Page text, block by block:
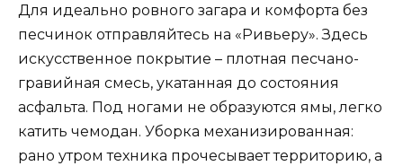
Для идеально ровного загара и комфорта без
песчинок отправляйтесь на «Ривьеру». Здесь
искусственное покрытие – плотная песчано-
гравийная смесь, укатанная до состояния
асфальта. Под ногами не образуются ямы, легко
катить чемодан. Уборка механизированная:
рано утром техника прочесывает территорию, а